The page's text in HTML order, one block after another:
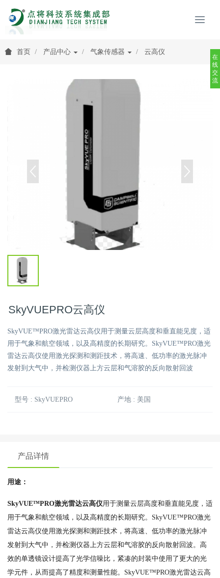
首页 产品中心 气象传感器 云高仪
SkyVUEPRO云高仪
SkyVUE™PRO激光雷达云高仪用于测量云层高度和垂直能见度，适
用于气象和航空领域，以及高精度的长期研究。SkyVUE™PRO激光
雷达云高仪使用激光探测和测距技术，将高速、低功率的激光脉冲
发射到大气中，并检测仪器上方云层和气溶胶的反向散射回波
型号 : SkyVUEPRO 产地 : 美国
产品详情
用途：
SkyVUE™PRO激光雷达云高仪用于测量云层高度和垂直能见度，适
用于气象和航空领域，以及高精度的长期研究。SkyVUE™PRO激光
雷达云高仪使用激光探测和测距技术，将高速、低功率的激光脉冲
发射到大气中，并检测仪器上方云层和气溶胶的反向散射回波。高
效的单透镜设计提高了光学信噪比，紧凑的封装中使用了更大的光
学元件，从而提高了精度和测量性能。SkyVUE™PRO激光雷达云高
在
线
交
流